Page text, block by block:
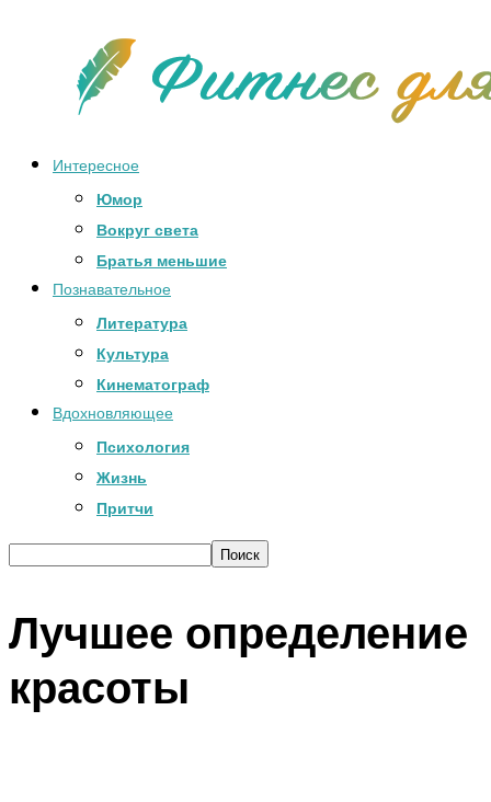
Интересное
Юмор
Вокруг света
Братья меньшие
Познавательное
Литература
Культура
Кинематограф
Вдохновляющее
Психология
Жизнь
Притчи
Лучшее определение
красоты